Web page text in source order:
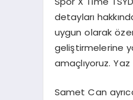
detayları
uygun olarak
geliştirmelerine
amaçlıyoruz.
Samet Can